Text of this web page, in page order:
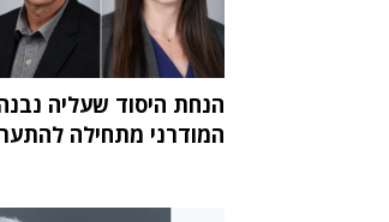
הנחת היסוד שעליה
המודרני מתחילה